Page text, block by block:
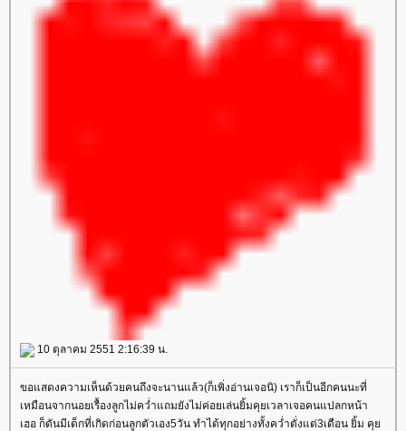
10 ตุลาคม 2551 2:16:39 น.
ขอแสดงความเห็นด้วยคนถึงจะนานแล้ว(ก็เพิ่งอ่านเจอนิ) เราก็เป็นอีกคนนะที่
เหมือนจากนอยเรื้องลูกไม่คว่ำแถมยังไม่ค่อยเล่นยิ้มคุยเวลาเจอคนแปลกหน้า
เฮอ ก็ดันมีเด็กที่เกิดก่อนลูกตัวเอง5วัน ทำได้ทุกอย่างทั้งคว่ำตั่งแต่3เดือน ยิ้ม คุ